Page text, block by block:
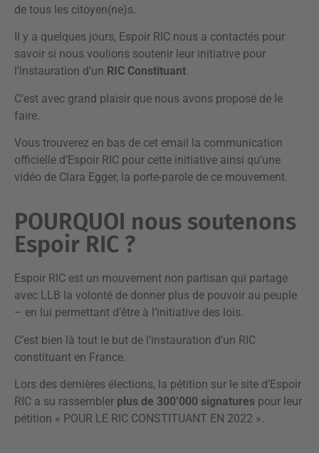
de tous les citoyen(ne)s.
Il y a quelques jours, Espoir RIC nous a contactés pour
savoir si nous voulions soutenir leur initiative pour
l’instauration d’un RIC Constituant.
C’est avec grand plaisir que nous avons proposé de le
faire.
Vous trouverez en bas de cet email la communication
officielle d’Espoir RIC pour cette initiative ainsi qu’une
vidéo de Clara Egger, la porte-parole de ce mouvement.
POURQUOI nous soutenons
Espoir RIC ?
Espoir RIC est un mouvement non partisan qui partage
avec LLB la volonté de donner plus de pouvoir au peuple
– en lui permettant d’être à l’initiative des lois.
C’est bien là tout le but de l’instauration d’un RIC
constituant en France.
Lors des dernières élections, la pétition sur le site d’Espoir
RIC a su rassembler plus de 300’000 signatures pour leur
pétition « POUR LE RIC CONSTITUANT EN 2022 ».